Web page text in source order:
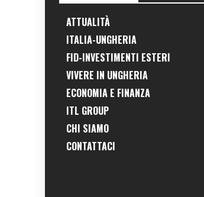
ATTUALITÀ
ITALIA-UNGHERIA
FID-INVESTIMENTI ESTERI
VIVERE IN UNGHERIA
ECONOMIA E FINANZA
ITL GROUP
CHI SIAMO
CONTATTACI